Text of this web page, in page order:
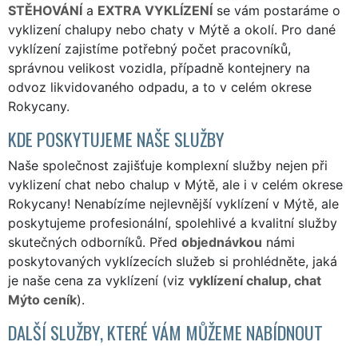
STĚHOVÁNÍ a EXTRA VYKLÍZENÍ se vám postaráme o
vyklizení chalupy nebo chaty v Mýtě a okolí. Pro dané
vyklízení zajistíme potřebný počet pracovníků,
správnou velikost vozidla, případně kontejnery na
odvoz likvidovaného odpadu, a to v celém okrese
Rokycany.
KDE POSKYTUJEME NAŠE SLUŽBY
Naše společnost zajišťuje komplexní služby nejen při
vyklizení chat nebo chalup v Mýtě, ale i v celém okrese
Rokycany! Nenabízíme nejlevnější vyklízení v Mýtě, ale
poskytujeme profesionální, spolehlivé a kvalitní služby
skutečných odborníků. Před objednávkou námi
poskytovaných vyklízecích služeb si prohlédněte, jaká
je naše cena za vyklízení (viz vyklízení chalup, chat
Mýto ceník).
DALŠÍ SLUŽBY, KTERÉ VÁM MŮŽEME NABÍDNOUT